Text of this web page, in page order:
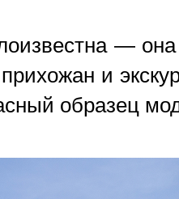
—
и
образец